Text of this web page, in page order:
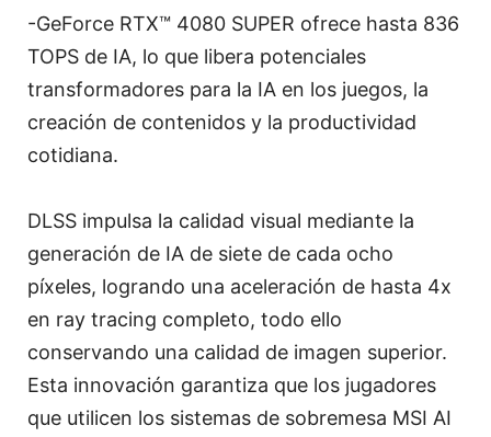
-GeForce RTX™ 4080 SUPER ofrece hasta 836
TOPS de IA, lo que libera potenciales
transformadores para la IA en los juegos, la
creación de contenidos y la productividad
cotidiana.
DLSS impulsa la calidad visual mediante la
generación de IA de siete de cada ocho
píxeles, logrando una aceleración de hasta 4x
en ray tracing completo, todo ello
conservando una calidad de imagen superior.
Esta innovación garantiza que los jugadores
que utilicen los sistemas de sobremesa MSI AI